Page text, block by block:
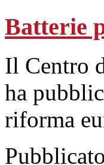
Batterie
Il Centro
ha
riforma